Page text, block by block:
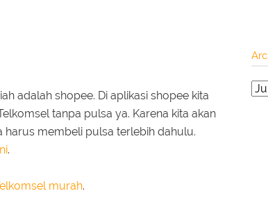
adalah shopee. Di aplikasi shopee kita
tanpa pulsa ya. Karena kita akan
membeli pulsa terlebih dahulu.
.
murah.